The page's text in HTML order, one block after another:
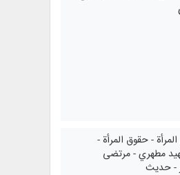
- حقوق المرأة -
مطهري - مرتضى
- حديث